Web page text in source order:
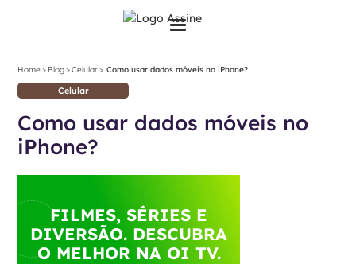
Home> Blog>Celular> Como usar dados móveis no iPhone?
Celular
Como usar dados móveis no
iPhone?
FILMES, SÉRIES E
DIVERSÃO. DESCUBRA
O MELHOR NA OI TV.